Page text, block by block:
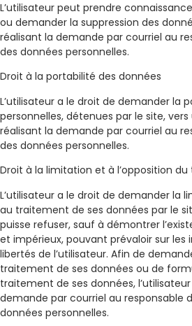
L’utilisateur peut prendre
ou demander la suppression des
réalisant la demande par courriel au
des données personnelles.
Droit à la portabilité des données
L’utilisateur a le droit de demander la
personnelles, détenues par le site,
réalisant la demande par courriel au
des données personnelles.
Droit à la limitation et à l’opposition
L’utilisateur a le droit de demander la
au traitement de ses données par le
puisse refuser, sauf à démontrer
et impérieux, pouvant prévaloir sur les
libertés de l’utilisateur. Afin de
traitement de ses données ou de
traitement de ses données,
demande par courriel au responsable
données personnelles.